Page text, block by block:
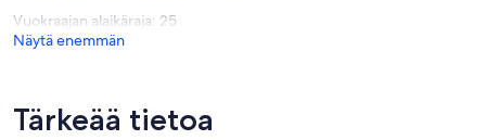
Vuokraajan alaikäraja: 25
Näytä enemmän
Tärkeää tietoa